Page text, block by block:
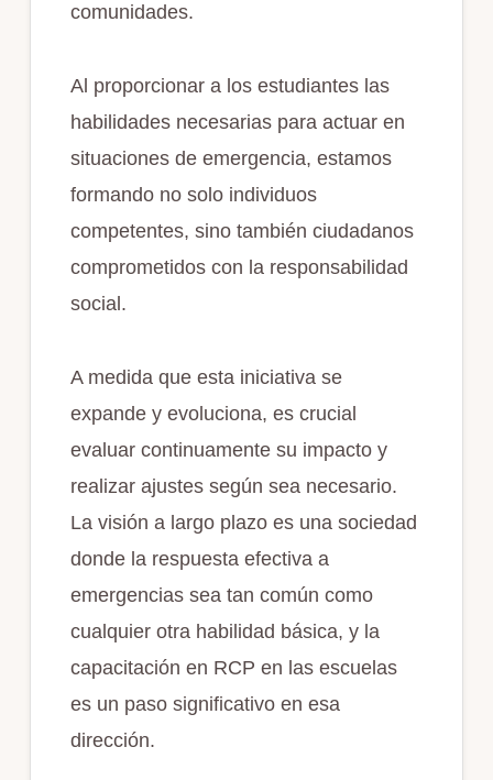
comunidades.
Al proporcionar a los estudiantes las
habilidades necesarias para actuar en
situaciones de emergencia, estamos
formando no solo individuos
competentes, sino también ciudadanos
comprometidos con la responsabilidad
social.
A medida que esta iniciativa se
expande y evoluciona, es crucial
evaluar continuamente su impacto y
realizar ajustes según sea necesario.
La visión a largo plazo es una sociedad
donde la respuesta efectiva a
emergencias sea tan común como
cualquier otra habilidad básica, y la
capacitación en RCP en las escuelas
es un paso significativo en esa
dirección.